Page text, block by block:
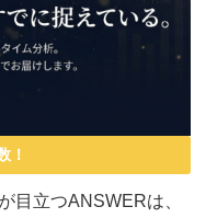
！
目立つANSWERは、